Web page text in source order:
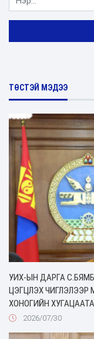
ТӨСТЭЙ МЭДЭЭ
УИХ-ЫН ДАРГА
ЦЭГЦЛЭХ ЧИГЛЭЛЭЭР
ХОНОГИЙН
2026/07/30